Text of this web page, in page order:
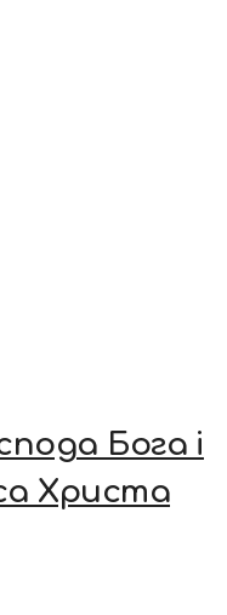
Бога і
Христа